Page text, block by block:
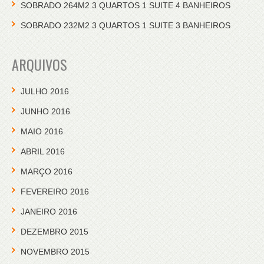
SOBRADO 264M2 3 QUARTOS 1 SUITE 4 BANHEIROS
SOBRADO 232M2 3 QUARTOS 1 SUITE 3 BANHEIROS
ARQUIVOS
JULHO 2016
JUNHO 2016
MAIO 2016
ABRIL 2016
MARÇO 2016
FEVEREIRO 2016
JANEIRO 2016
DEZEMBRO 2015
NOVEMBRO 2015